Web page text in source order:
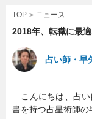
企業インタビ
副業
TOP ニュース
2018年、転職に最
占い師・早
こんにちは、占い
書を持つ占星術師の